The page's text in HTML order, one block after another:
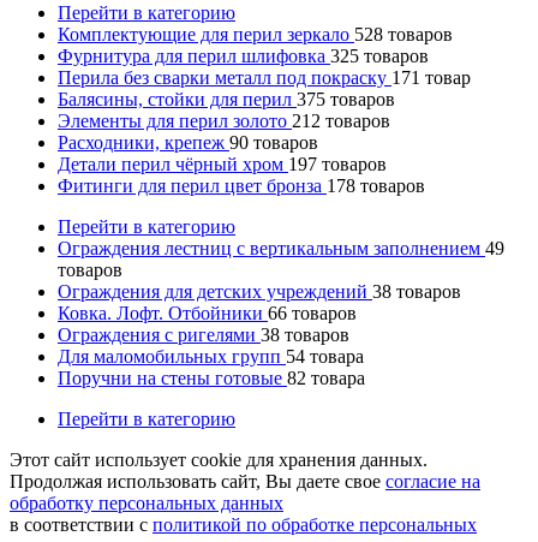
Перейти в категорию
Комплектующие для перил зеркало 528 товаров
Фурнитура для перил шлифовка 325 товаров
Перила без сварки металл под покраску 171 товар
Балясины, стойки для перил 375 товаров
Элементы для перил золото 212 товаров
Расходники, крепеж 90 товаров
Детали перил чёрный хром 197 товаров
Фитинги для перил цвет бронза 178 товаров
Перейти в категорию
Ограждения лестниц с вертикальным заполнением 49
товаров
Ограждения для детских учреждений 38 товаров
Ковка. Лофт. Отбойники 66 товаров
Ограждения с ригелями 38 товаров
Для маломобильных групп 54 товара
Поручни на стены готовые 82 товара
Перейти в категорию
Этот сайт использует cookie для хранения данных.
Продолжая использовать сайт, Вы даете свое согласие на
обработку персональных данных
в соответствии с политикой по обработке персональных